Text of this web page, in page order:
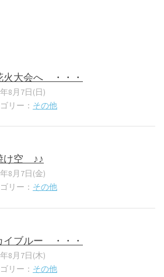
火大会へ ・・・
8月7日(日)
リー： その他
け空 ♪♪
8月7日(金)
リー： その他
イブルー ・・・
8月7日(木)
リー： その他